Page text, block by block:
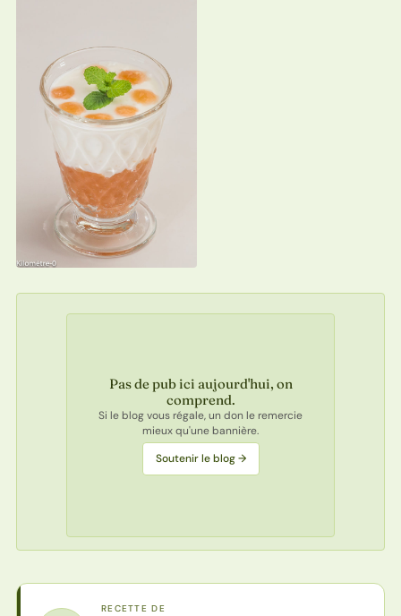
Pas de pub ici aujourd'hui, on
comprend.
Si le blog vous régale, un don le remercie
mieux qu'une bannière.
Soutenir le blog →
RECETTE DE